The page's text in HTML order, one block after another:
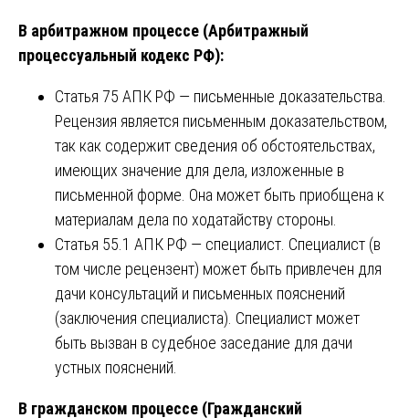
В арбитражном процессе (Арбитражный
процессуальный кодекс РФ):
Статья 75 АПК РФ — письменные доказательства.
Рецензия является письменным доказательством,
так как содержит сведения об обстоятельствах,
имеющих значение для дела, изложенные в
письменной форме. Она может быть приобщена к
материалам дела по ходатайству стороны.
Статья 55.1 АПК РФ — специалист. Специалист (в
том числе рецензент) может быть привлечен для
дачи консультаций и письменных пояснений
(заключения специалиста). Специалист может
быть вызван в судебное заседание для дачи
устных пояснений.
В гражданском процессе (Гражданский